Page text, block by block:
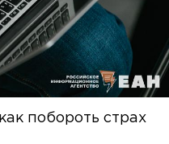
побороть страх